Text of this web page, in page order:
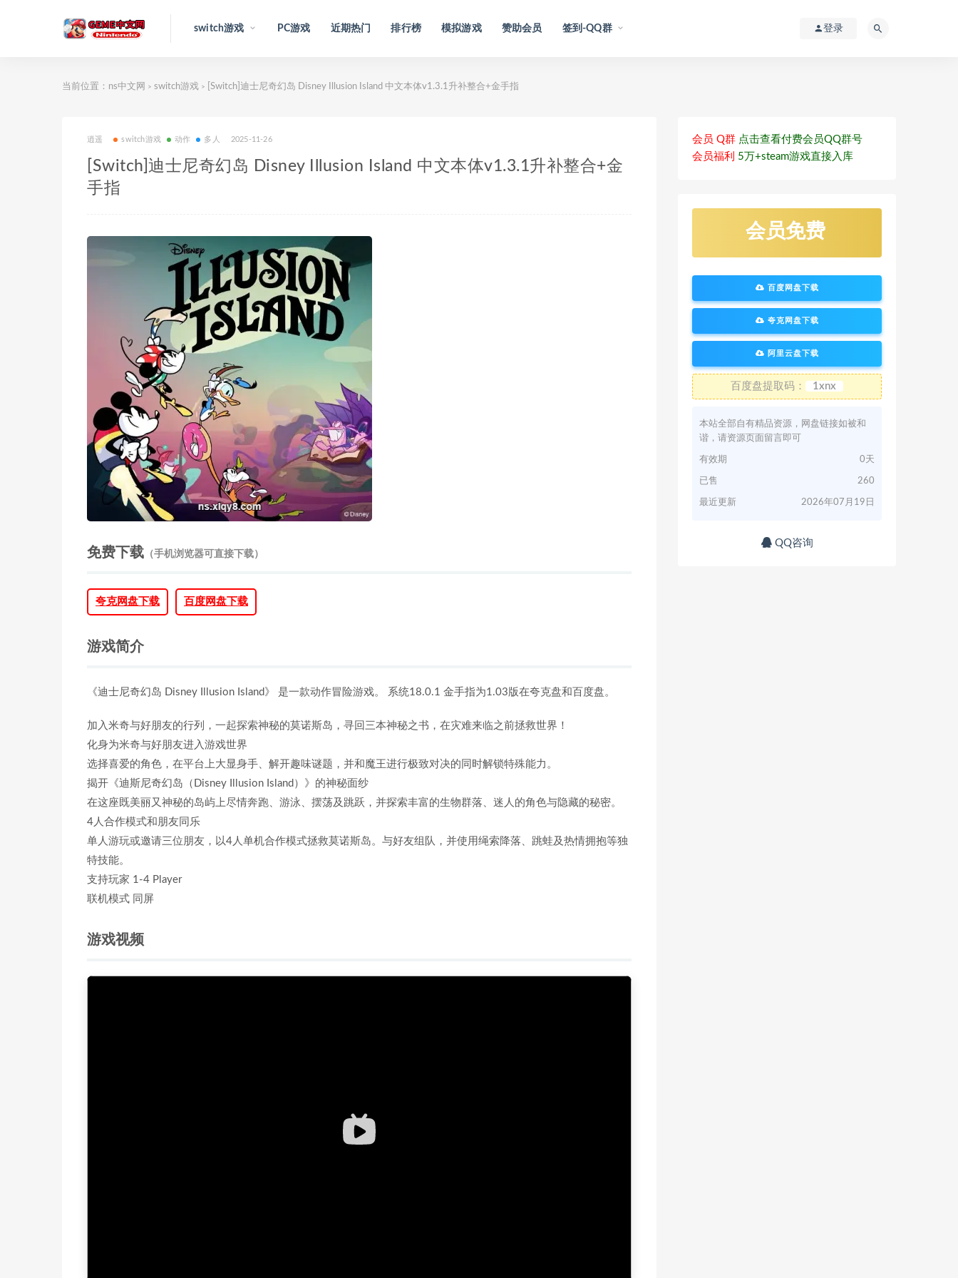
switch游戏 PC游戏 近期热门 排行榜 模拟游戏 赞助会员 签到-QQ群 登录
当前位置： ns中文网 > switch游戏 > [Switch]迪士尼奇幻岛 Disney Illusion Island 中文本体v1.3.1升补整合+金手指
逍遥 switch游戏 动作 多人 2025-11-26
[Switch]迪士尼奇幻岛 Disney Illusion Island 中文本体v1.3.1升补整合+金
手指
免费下载 （手机浏览器可直接下载）
夸克网盘下载 百度网盘下载
游戏简介
《迪士尼奇幻岛 Disney Illusion Island》 是一款动作冒险游戏。 系统18.0.1 金手指为1.03版在夸克盘和百度盘。
加入米奇与好朋友的行列，一起探索神秘的莫诺斯岛，寻回三本神秘之书，在灾难来临之前拯救世界！
化身为米奇与好朋友进入游戏世界
选择喜爱的角色，在平台上大显身手、解开趣味谜题，并和魔王进行极致对决的同时解锁特殊能力。
揭开《迪斯尼奇幻岛（Disney Illusion Island）》的神秘面纱
在这座既美丽又神秘的岛屿上尽情奔跑、游泳、摆荡及跳跃，并探索丰富的生物群落、迷人的角色与隐藏的秘密。
4人合作模式和朋友同乐
单人游玩或邀请三位朋友，以4人单机合作模式拯救莫诺斯岛。与好友组队，并使用绳索降落、跳蛙及热情拥抱等独
特技能。
支持玩家 1-4 Player
联机模式 同屏
游戏视频
会员 Q群 点击查看付费会员QQ群号
会员福利 5万+steam游戏直接入库
会员免费
百度网盘下载
夸克网盘下载
阿里云盘下载
百度盘提取码： 1xnx
本站全部自有精品资源，网盘链接如被和
谐，请资源页面留言即可
有效期 0天
已售 260
最近更新 2026年07月19日
QQ咨询